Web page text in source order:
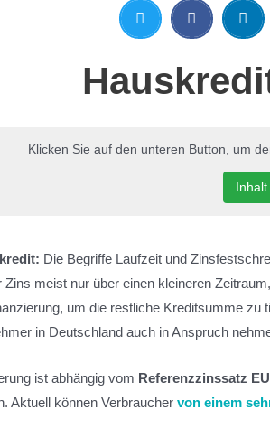
Klicken Sie auf den unteren Button, um
Die Begriffe Laufzeit und
meist nur über einen kleineren
um die restliche Kreditsumme
in Deutschland auch in Anspruch
ist abhängig vom Referenzzinssatz
Aktuell können Verbrauchervon einem